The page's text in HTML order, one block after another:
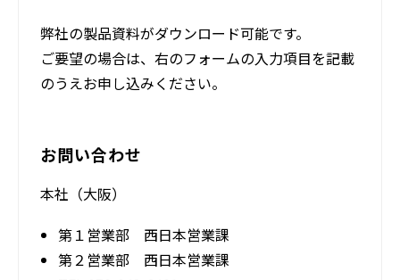
採用情報
弊社の製品資料がダウンロード可能です。
ご要望の場合は、右のフォームの入力項目を記載
のうえお申し込みください。
お問い合わせ
本社（大阪）
第１営業部 西日本営業課
第２営業部 西日本営業課